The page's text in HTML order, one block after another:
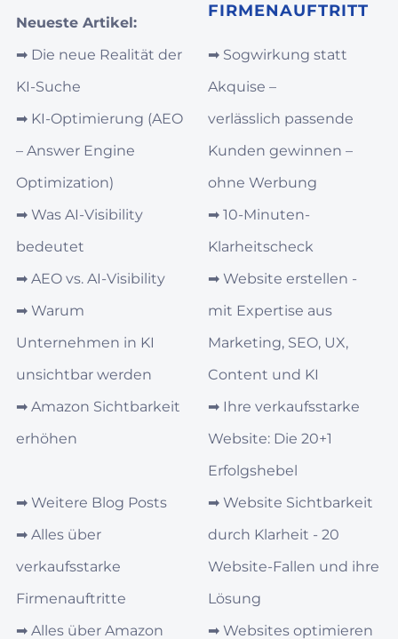
Neueste Artikel:
➡︎ Die neue Realität der
KI-Suche
➡︎ KI‑Optimierung (AEO
– Answer Engine
Optimization)
➡︎ Was AI‑Visibility
bedeutet
➡︎ AEO vs. AI‑Visibility
➡︎ Warum
Unternehmen in KI
unsichtbar werden
➡︎ Amazon Sichtbarkeit
erhöhen
➡︎ Weitere Blog Posts
➡︎ Alles über
verkaufsstarke
Firmenauftritte
➡︎ Alles über Amazon
FIRMENAUFTRITT
➡︎ Sogwirkung statt
Akquise –
verlässlich passende
Kunden gewinnen –
ohne Werbung
➡︎ 10-Minuten-
Klarheitscheck
➡︎ Website erstellen -
mit Expertise aus
Marketing, SEO, UX,
Content und KI
➡︎ Ihre verkaufsstarke
Website: Die 20+1
Erfolgshebel
➡︎ Website Sichtbarkeit
durch Klarheit - 20
Website-Fallen und ihre
Lösung
➡︎ Websites optimieren